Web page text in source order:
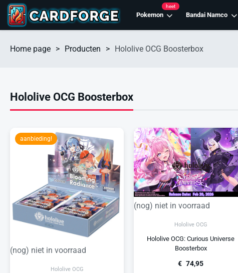
Pokemon
heet
Bandai Namco
Home page > Producten > Hololive OCG Boosterbox
Hololive OCG Boosterbox
(nog) niet in voorraad
Hololive OCG
aanbieding!
(nog) niet in voorraad
Hololive OCG
Hololive OCG: Curious Universe
Boosterbox
€ 74,95